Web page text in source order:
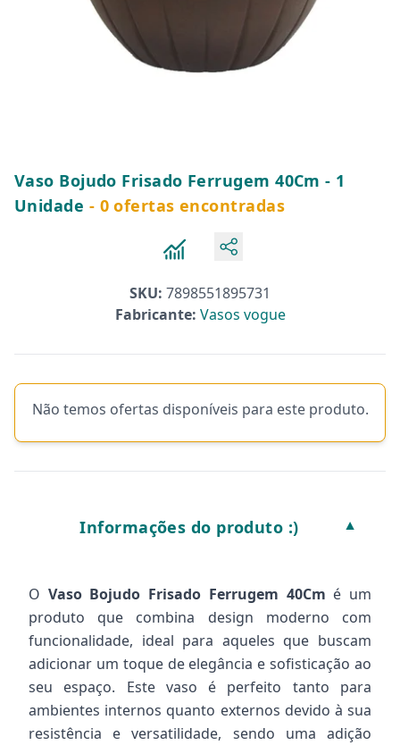
Vaso Bojudo Frisado Ferrugem 40Cm - 1
Unidade - 0 ofertas encontradas
SKU: 7898551895731
Fabricante: Vasos vogue
Não temos ofertas disponíveis para este produto.
Informações do produto :) ▼
O Vaso Bojudo Frisado Ferrugem 40Cm é um
produto que combina design moderno com
funcionalidade, ideal para aqueles que buscam
adicionar um toque de elegância e sofisticação ao
seu espaço. Este vaso é perfeito tanto para
ambientes internos quanto externos devido à sua
resistência e versatilidade, sendo uma adição